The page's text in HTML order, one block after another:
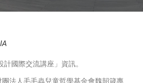
國際交流講座」資訊。
法人毛毛蟲兒童哲學基金會魏韶箴專